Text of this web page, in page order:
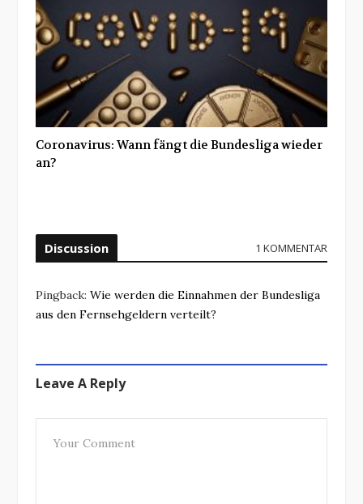
Coronavirus: Wann fängt die Bundesliga wieder
an?
Discussion 1 KOMMENTAR
Pingback: Wie werden die Einnahmen der Bundesliga
aus den Fernsehgeldern verteilt?
Leave A Reply